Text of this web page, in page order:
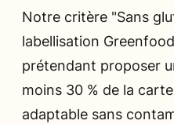
Notre critère "Sans
labellisation
prétendant proposer
moins 30 % de la
adaptable sans